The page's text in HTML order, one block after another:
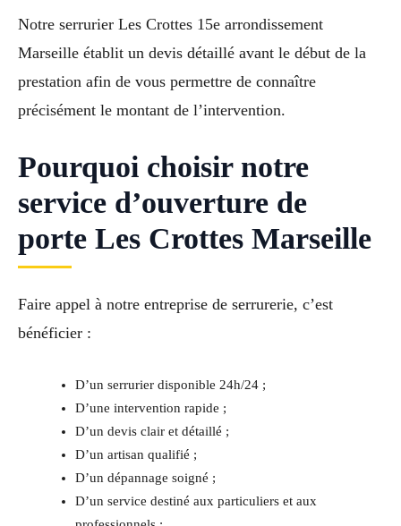
Notre serrurier Les Crottes 15e arrondissement
Marseille établit un devis détaillé avant le début de la
prestation afin de vous permettre de connaître
précisément le montant de l’intervention.
Pourquoi choisir notre
service d’ouverture de
porte Les Crottes Marseille
Faire appel à notre entreprise de serrurerie, c’est
bénéficier :
D’un serrurier disponible 24h/24 ;
D’une intervention rapide ;
D’un devis clair et détaillé ;
D’un artisan qualifié ;
D’un dépannage soigné ;
D’un service destiné aux particuliers et aux